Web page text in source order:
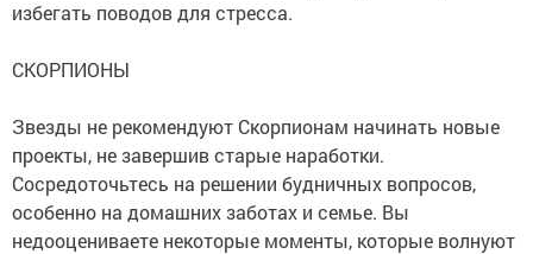
избегать поводов для стресса.
СКОРПИОНЫ
Звезды не рекомендуют Скорпионам начинать новые
проекты, не завершив старые наработки.
Сосредоточьтесь на решении будничных вопросов,
особенно на домашних заботах и семье. Вы
недооцениваете некоторые моменты, которые волнуют